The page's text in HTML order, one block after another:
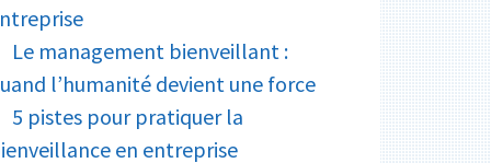
Le management bienveillant :
l’humanité devient une force
5 pistes pour pratiquer la
en entreprise